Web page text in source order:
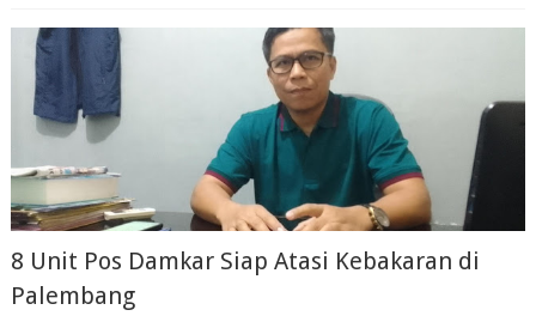
8 Unit Pos Damkar Siap Atasi Kebakaran di
Palembang